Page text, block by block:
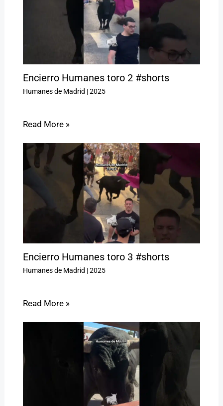
Encierro Humanes toro 2 #shorts
Humanes de Madrid |2025
Read More »
Encierro Humanes toro 3 #shorts
Humanes de Madrid |2025
Read More »